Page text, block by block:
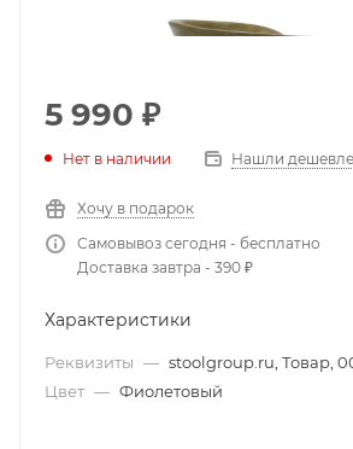
5 990 ₽
Нет в наличии Нашли
Хочу в подарок
Самовывоз сегодня - бесплатно
Доставка завтра - 390 ₽
Характеристики
Реквизиты — stoolgroup.ru, Товар,
Цвет — Фиолетовый